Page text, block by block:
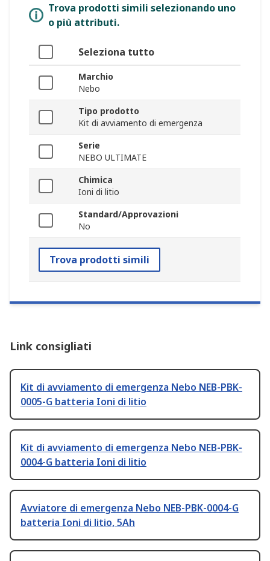
Trova prodotti simili selezionando uno
o più attributi.
Seleziona tutto
Marchio
Nebo
Tipo prodotto
Kit di avviamento di emergenza
Serie
NEBO ULTIMATE
Chimica
Ioni di litio
Standard/Approvazioni
No
Trova prodotti simili
Link consigliati
Kit di avviamento di emergenza Nebo NEB-PBK-
0005-G batteria Ioni di litio
Kit di avviamento di emergenza Nebo NEB-PBK-
0004-G batteria Ioni di litio
Avviatore di emergenza Nebo NEB-PBK-0004-G
batteria Ioni di litio, 5Ah